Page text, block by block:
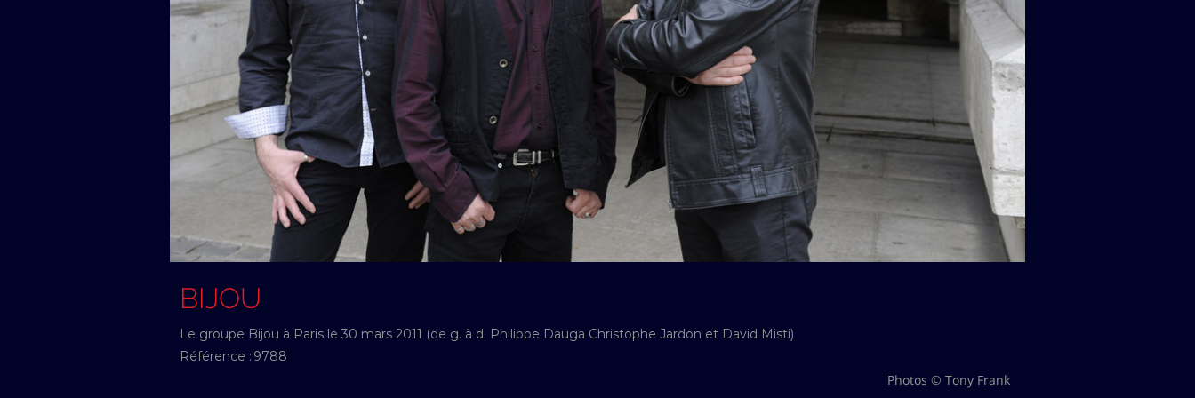
BIJOU
Le groupe Bijou à Paris le 30 mars 2011 (de g. à d. Philippe Dauga Christophe Jardon et David Misti)
Référence : 9788
Photos © Tony Frank